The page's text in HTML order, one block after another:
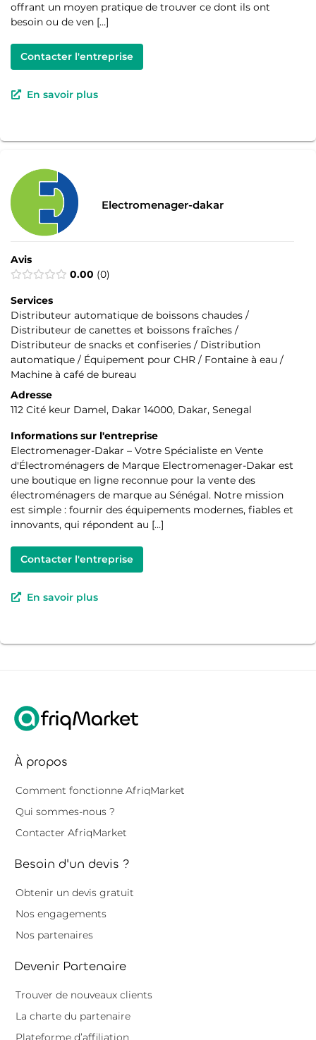
offrant un moyen pratique de trouver ce dont ils ont
besoin ou de ven […]
Contacter l'entreprise
En savoir plus
Electromenager-dakar
Avis
0.00 0
Services
Distributeur automatique de boissons chaudes /
Distributeur de canettes et boissons fraîches /
Distributeur de snacks et confiseries / Distribution
automatique / Équipement pour CHR / Fontaine à eau /
Machine à café de bureau
Adresse
112 Cité keur Damel, Dakar 14000, Dakar, Senegal
Informations sur l'entreprise
Electromenager-Dakar – Votre Spécialiste en Vente
d'Électroménagers de Marque Electromenager-Dakar est
une boutique en ligne reconnue pour la vente des
électroménagers de marque au Sénégal. Notre mission
est simple : fournir des équipements modernes, fiables et
innovants, qui répondent au […]
Contacter l'entreprise
En savoir plus
À propos
Comment fonctionne AfriqMarket
Qui sommes-nous ?
Contacter AfriqMarket
Besoin d'un devis ?
Obtenir un devis gratuit
Nos engagements
Nos partenaires
Devenir Partenaire
Trouver de nouveaux clients
La charte du partenaire
Plateforme d’affiliation